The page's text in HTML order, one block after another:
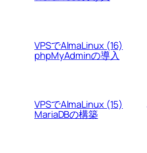
VPSでAlmaLinux (16)
phpMyAdminの導入
VPSでAlmaLinux (15)
MariaDBの構築